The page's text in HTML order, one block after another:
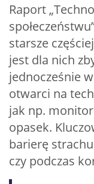
Raport
starsze
jest dla nich
jednocześnie
otwarci na
jak np.
opasek.
barierę
czy podczas